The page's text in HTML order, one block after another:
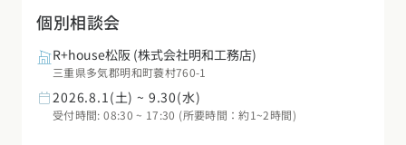
関西エリア
大阪府兵庫県 京都府滋賀県奈良県和歌山県
中国エリア
オーナー様の声
設計した建築家の想い
R+houseの間取り
お金と住まい
周辺環境
間取りのヒント
関東エリア
東京都 神奈川県埼玉県千葉県茨城県
甲信越・北陸エリア
福井県 長野県
個別相談会
R+house松阪 (株式会社明和工務店)
三重県多気郡明和町蓑村760-1
2026.8.1(土) ~ 9.30(水)
受付時間: 08:30 ~ 17:30 (所要時間：約1~2時間)